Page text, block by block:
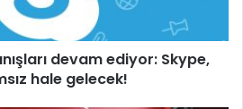
devam ediyor: Skype,
hale gelecek!